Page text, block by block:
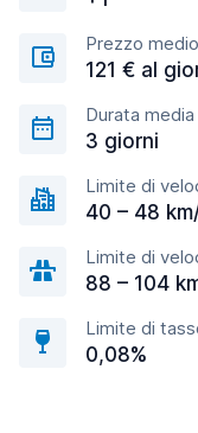
Prezzo
121 € al
Durata
3 giorni
Limite di
40 – 48
Limite di
88 – 104
Limite di
0,08%